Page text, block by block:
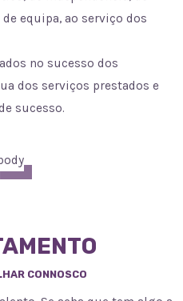
equipa, ao serviço dos
no sucesso dos
dos serviços prestados e
sucesso.
CONNOSCO